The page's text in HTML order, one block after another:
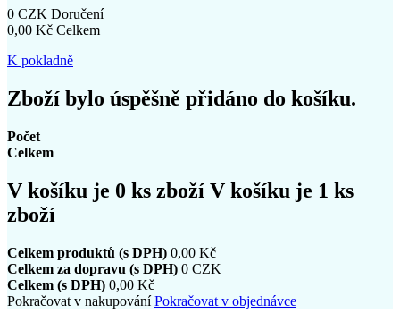
0 CZK Doručení
0,00 Kč Celkem
K pokladně
Zboží bylo úspěšně přidáno do košíku.
Počet
Celkem
V košíku je 0 ks zboží V košíku je 1 ks
zboží
Celkem produktů (s DPH) 0,00 Kč
Celkem za dopravu (s DPH) 0 CZK
Celkem (s DPH) 0,00 Kč
Pokračovat v nakupováníPokračovat v objednávce